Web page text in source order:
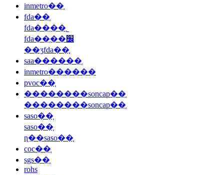
inmetro��֤
fda��֤
fda��֤��˾
fda��֤��׼
��ʒfda��֤
saa������֤
inmetro��֤����
pvoc��֤
��������soncap��֤
��������soncap��֤
saso��֤
saso��֤
ɳ��saso��֤
coc��֤
sgs��֤
rohs